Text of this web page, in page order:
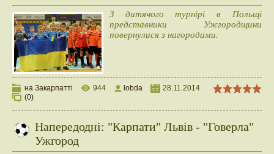
З дитячого турнірі в Польщі
представники Ужгородщини
повернулися з нагородами.
на Закарпатті 944 lobda
28.11.2014
(0)
Напередодні: "Карпати" Львів - "Говерла"
Ужгород